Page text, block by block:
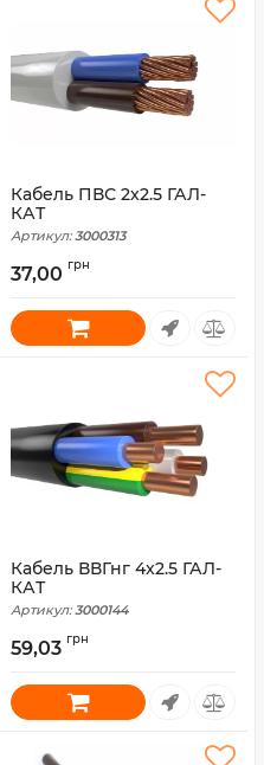
Кабель ПВС 2x2.5 ГАЛ-
КАТ
Артикул: 3000313
37,00 грн
Кабель ВВГнг 4x2.5 ГАЛ-
КАТ
Артикул: 3000144
59,03 грн